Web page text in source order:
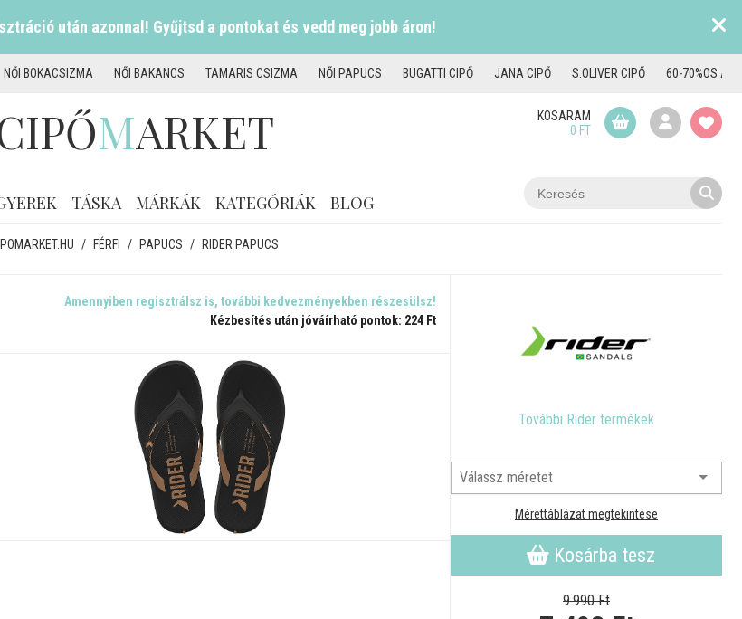
után azonnal! Gyűjtsd a pontokat és vedd meg jobb áron!
NŐI BOKACSIZMA NŐI BAKANCS TAMARIS CSIZMA NŐI PAPUCS BUGATTI CIPŐ JANA CIPŐ S.OLIVER CIPŐ 60-70%OS
TÁSKA MÁRKÁK KATEGÓRIÁK BLOG
KOSARAM
0 FT
MARKET
/ FÉRFI / PAPUCS / RIDER PAPUCS
Amennyiben regisztrálsz is, további kedvezményekben részesülsz!
Kézbesítés után jóváírható pontok: 224 Ft
További Rider termékek
Mérettáblázat megtekintése
Kosárba tesz
9.990 Ft